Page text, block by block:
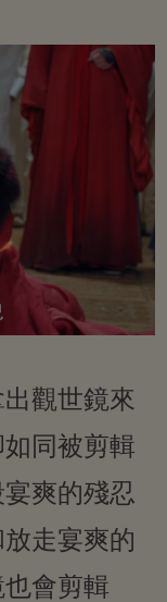
觀世鏡來
同被剪輯
爽的殘忍
走宴爽的
會剪輯